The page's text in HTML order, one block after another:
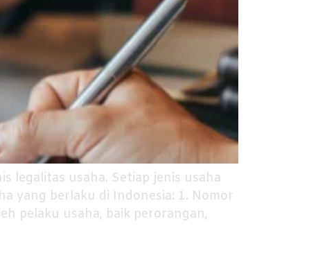
legalitas usaha. Setiap jenis usaha
yang berlaku di Indonesia: 1. Nomor
pelaku usaha, baik perorangan,